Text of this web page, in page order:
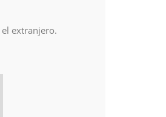
extranjero.